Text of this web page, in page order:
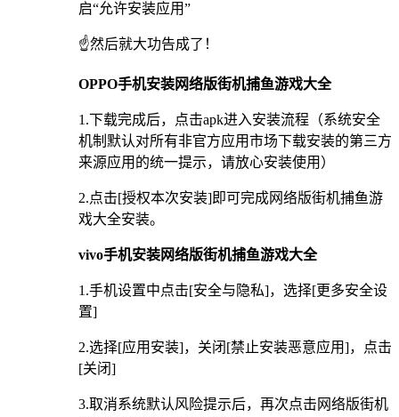
启“允许安装应用”
☝️然后就大功告成了！
OPPO手机安装网络版街机捕鱼游戏大全
1.下载完成后，点击apk进入安装流程（系统安全
机制默认对所有非官方应用市场下载安装的第三方
来源应用的统一提示，请放心安装使用）
2.点击[授权本次安装]即可完成网络版街机捕鱼游
戏大全安装。
vivo手机安装网络版街机捕鱼游戏大全
1.手机设置中点击[安全与隐私]，选择[更多安全设
置]
2.选择[应用安装]，关闭[禁止安装恶意应用]，点击
[关闭]
3.取消系统默认风险提示后，再次点击网络版街机